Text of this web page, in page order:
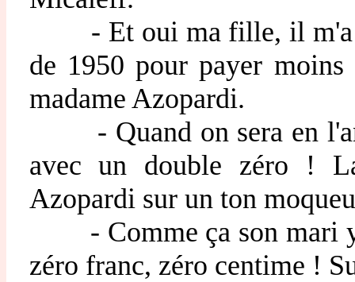
- Et oui ma fille, il m'a
de 1950 pour payer
madame Azopardi.
- Quand on sera en l'an
avec un double zéro !
Azopardi sur un ton
- Comme ça son mari y
zéro franc, zéro centime !